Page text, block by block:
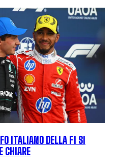
ITALIANO DELLA F1 SI
CHIARE